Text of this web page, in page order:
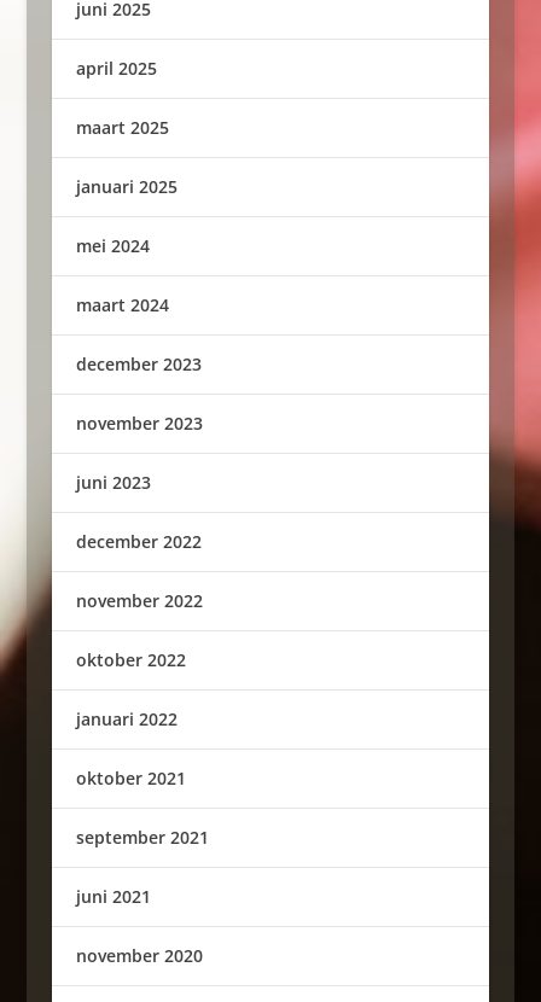
juni 2025
april 2025
maart 2025
januari 2025
mei 2024
maart 2024
december 2023
november 2023
juni 2023
december 2022
november 2022
oktober 2022
januari 2022
oktober 2021
september 2021
juni 2021
november 2020